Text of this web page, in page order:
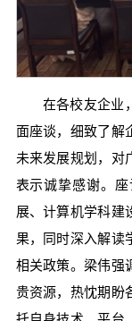
在各校友企业
面座谈，细致了解
未来发展规划，对
表示诚挚感谢。
展、计算机学科建
果，同时深入解读
相关政策。梁伟强
贵资源，热忱期盼